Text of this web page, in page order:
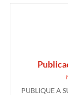
PUBLIQUE A